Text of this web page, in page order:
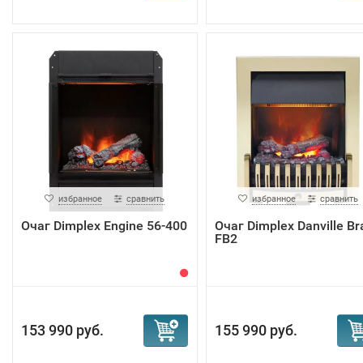
избранное сравнить
Очаг Dimplex Engine 56-400
153 990 руб.
избранное сравнить
Очаг Dimplex Danville
FB2
155 990 руб.